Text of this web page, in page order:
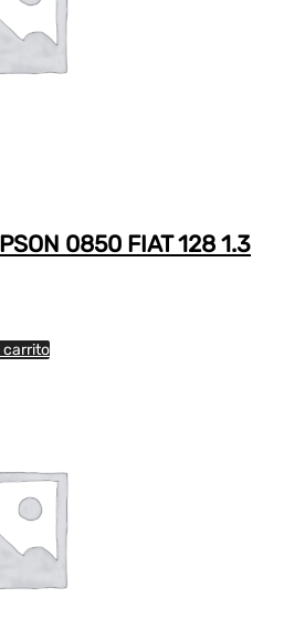
0850 FIAT 128 1.3
carrito